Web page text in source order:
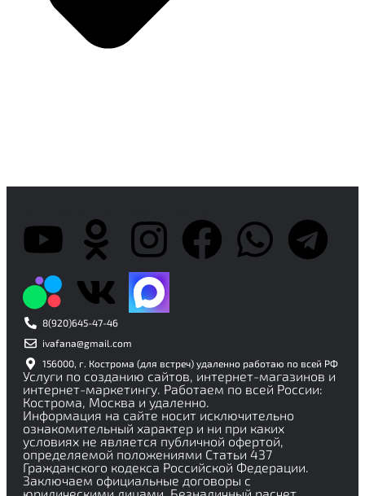
8(920)645-47-46
ivafana@gmail.com
156000, г. Кострома (для встреч) удаленно работаю по всей РФ
Услуги по созданию сайтов, интернет-магазинов и
интернет-маркетингу. Работаем по всей России:
Кострома, Москва и удаленно.
Информация на сайте носит исключительно
ознакомительный характер и ни при каких
условиях не является публичной офертой,
определяемой положениями Статьи 437
Гражданского кодекса Российской Федерации.
Заключаем официальные договоры с